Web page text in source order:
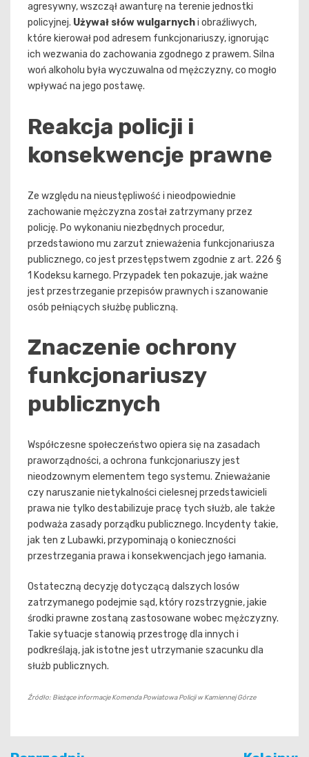
agresywny, wszczął awanturę na terenie jednostki
policyjnej. Używał słów wulgarnychi obraźliwych,
które kierował pod adresem funkcjonariuszy, ignorując
ich wezwania do zachowania zgodnego z prawem. Silna
woń alkoholu była wyczuwalna od mężczyzny, co mogło
wpływać na jego postawę.
Reakcja policji i
konsekwencje prawne
Ze względu na nieustępliwość i nieodpowiednie
zachowanie mężczyzna został zatrzymany przez
policję. Po wykonaniu niezbędnych procedur,
przedstawiono mu zarzut znieważenia funkcjonariusza
publicznego, co jest przestępstwem zgodnie z art. 226 §
1 Kodeksu karnego. Przypadek ten pokazuje, jak ważne
jest przestrzeganie przepisów prawnych i szanowanie
osób pełniących służbę publiczną.
Znaczenie ochrony
funkcjonariuszy
publicznych
Współczesne społeczeństwo opiera się na zasadach
praworządności, a ochrona funkcjonariuszy jest
nieodzownym elementem tego systemu. Znieważanie
czy naruszanie nietykalności cielesnej przedstawicieli
prawa nie tylko destabilizuje pracę tych służb, ale także
podważa zasady porządku publicznego. Incydenty takie,
jak ten z Lubawki, przypominają o konieczności
przestrzegania prawa i konsekwencjach jego łamania.
Ostateczną decyzję dotyczącą dalszych losów
zatrzymanego podejmie sąd, który rozstrzygnie, jakie
środki prawne zostaną zastosowane wobec mężczyzny.
Takie sytuacje stanowią przestrogę dla innych i
podkreślają, jak istotne jest utrzymanie szacunku dla
służb publicznych.
Źródło: Bieżące informacje Komenda Powiatowa Policji w Kamiennej Górze
Nawigacja